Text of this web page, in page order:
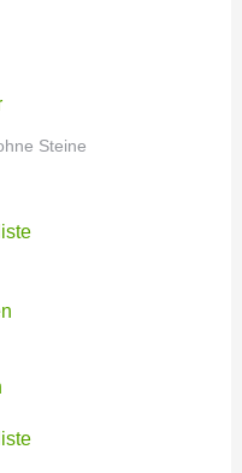
Steine